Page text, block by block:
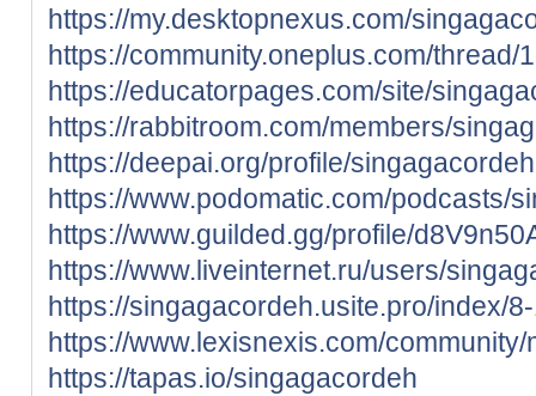
https://my.desktopnexus.com/
https://community.oneplus.com/thread/
https://educatorpages.com/site/
https://rabbitroom.com/members/
https://deepai.org/profile/singagacordeh
https://www.podomatic.com/podcasts/
https://www.guilded.gg/profile/
https://www.liveinternet.ru/users/
https://singagacordeh.usite.pro/index/
https://www.lexisnexis.com/
https://tapas.io/singagacordeh